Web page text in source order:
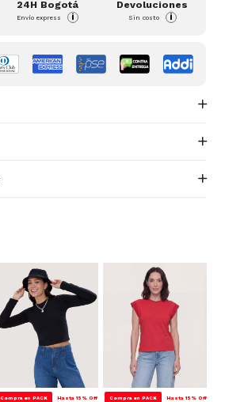
24H Bogotá
Envío express i
Devoluciones
Sin costo i
Compra en PACK Hasta 15% Off Compra en PACK Hasta 15% Off